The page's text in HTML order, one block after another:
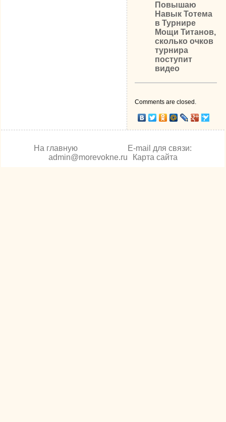
Повышаю
Навык Тотема
в Турнире
Мощи Титанов,
сколько очков
турнира
поступит
видео
Comments are closed.
На главную
E-mail для связи:
admin@morevokne.ru
Карта сайта